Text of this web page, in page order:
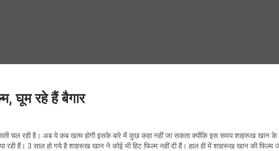
घूम रहे हैं बैगार
चल रही है। अब ये कब खत्म होगी इसके बारे में कुछ कहा नहीं जा सकता क्योंकि इस समय शाहरूख खान
रही हैं। 3 साल हो गये है शाहरूख खान ने कोई भी हिट फिल्म नहीं दी हैं। हाल ही में शाहरूख खान की